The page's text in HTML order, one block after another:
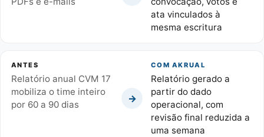
ata vinculados à
mesma escritura
ANTES
Relatório anual CVM 17
mobiliza o time inteiro
por 60 a 90 dias
→
COM AKRUAL
Relatório gerado a
partir do dado
operacional, com
revisão final reduzida a
uma semana